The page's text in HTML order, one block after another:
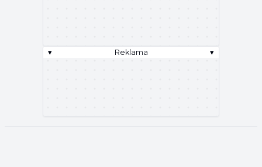
▾ Reklama ▾